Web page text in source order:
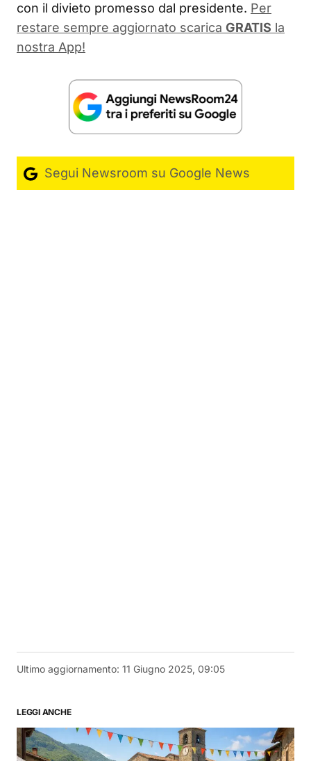
con il divieto promesso dal presidente. Per
restare sempre aggiornato scarica GRATIS la
nostra App!
Segui Newsroom su Google News
Ultimo aggiornamento: 11 Giugno 2025, 09:05
LEGGI ANCHE